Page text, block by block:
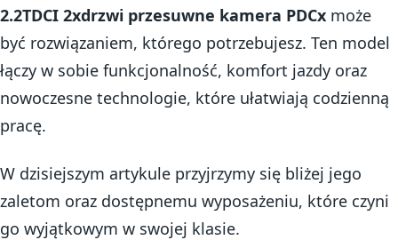
2.2TDCI 2xdrzwi przesuwne kamera PDCx może
być rozwiązaniem, którego potrzebujesz. Ten model
łączy w sobie funkcjonalność, komfort jazdy oraz
nowoczesne technologie, które ułatwiają codzienną
pracę.
W dzisiejszym artykule przyjrzymy się bliżej jego
zaletom oraz dostępnemu wyposażeniu, które czyni
go wyjątkowym w swojej klasie.